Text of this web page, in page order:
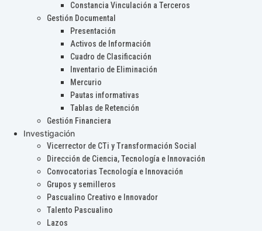
Constancia Vinculación a Terceros
Gestión Documental
Presentación
Activos de Información
Cuadro de Clasificación
Inventario de Eliminación
Mercurio
Pautas informativas
Tablas de Retención
Gestión Financiera
Investigación
Vicerrector de CTi y Transformación Social
Dirección de Ciencia, Tecnología e Innovación
Convocatorias Tecnología e Innovación
Grupos y semilleros
Pascualino Creativo e Innovador
Talento Pascualino
Lazos